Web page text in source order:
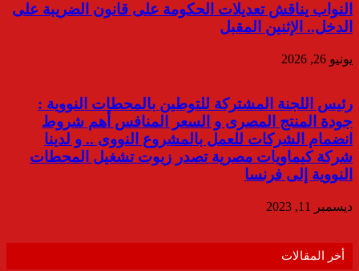
النواب يناقش تعديلات الحكومة على قانون الضريبة على
الدخل.. الإثنين المقبل
يونيو 26, 2026
رئيس اللجنة المشتركة للتوطين بالمحطات النووية :
جودة المنتج المصرى و السعر المنافس أهم شروط
انضمام الشركات للعمل بالمشروع النووى .. و لدينا
شركة كيماويات مصرية تصدر زيوت تشغيل المحطات
النووية إلى فرنسا
ديسمبر 11, 2023
أخر المقالات